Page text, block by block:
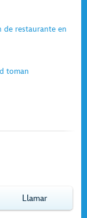
de restaurante en
toman
Llamar